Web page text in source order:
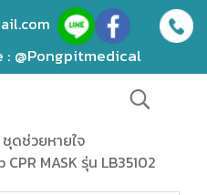
: @Pongpitmedical
ชุดช่วยหายใจ
MASK รุ่น LB35102